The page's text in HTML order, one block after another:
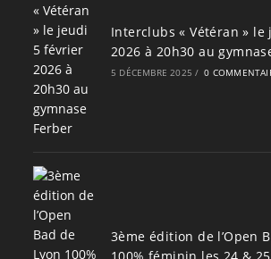
Interclubs « Vétéran »
2026 à 20h30 au
5 DÉCEMBRE 2025 / 0
3ème édition de l’Open